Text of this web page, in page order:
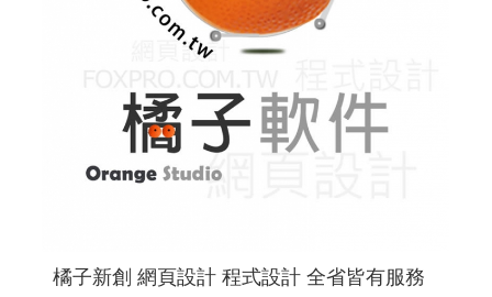
橘子新創 網頁設計 程式設計 全省皆有服務